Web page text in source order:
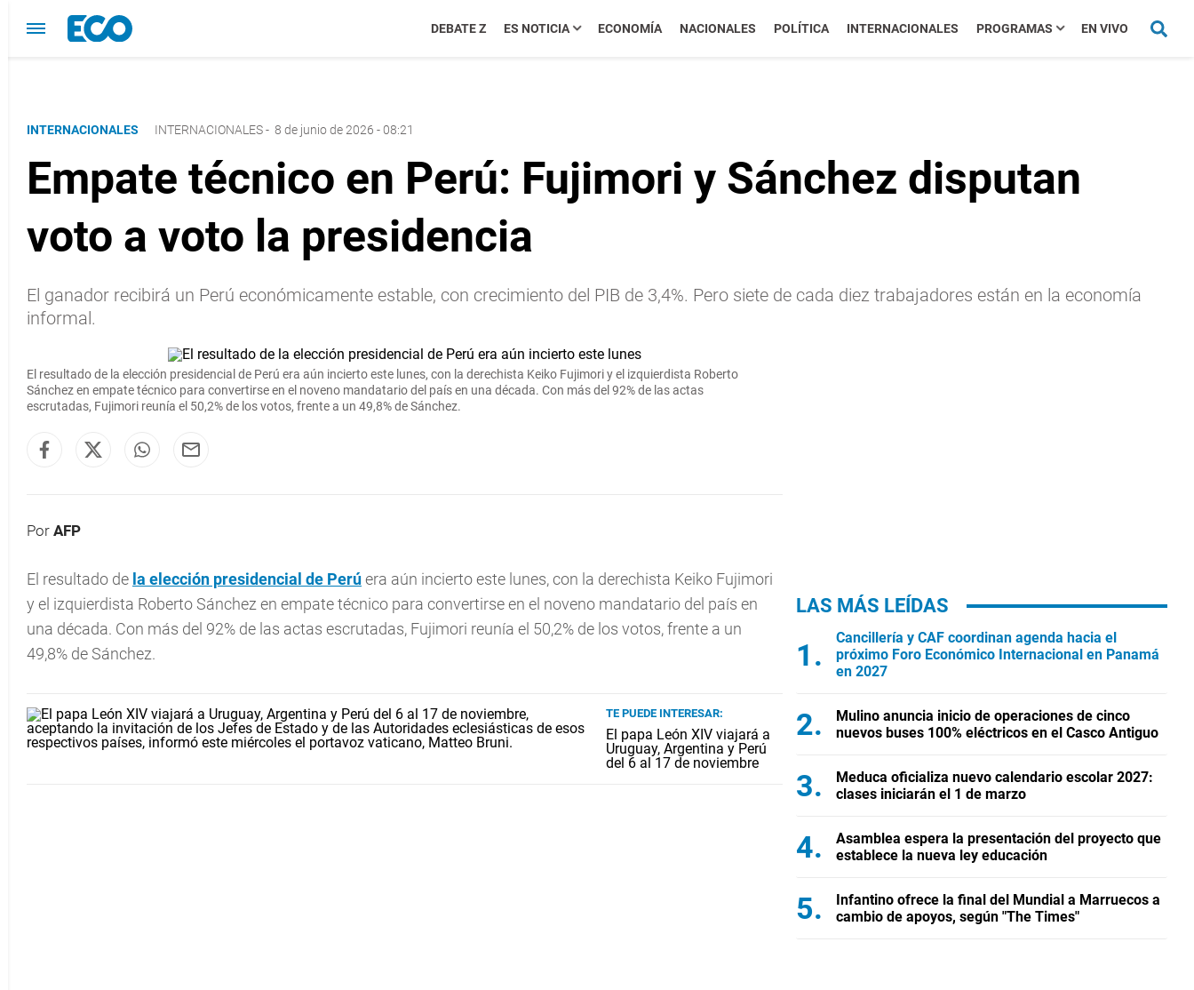
DEBATE Z ES NOTICIA ECONOMÍA NACIONALES POLÍTICA INTERNACIONALES PROGRAMAS EN VIVO
INTERNACIONALES INTERNACIONALES- 8 de junio de 2026 - 08:21
Empate técnico en Perú: Fujimori y Sánchez disputan
voto a voto la presidencia
El ganador recibirá un Perú económicamente estable, con crecimiento del PIB de 3,4%. Pero siete de cada diez trabajadores están en la economía
informal.
El resultado de la elección presidencial de Perú era aún incierto este lunes, con la derechista Keiko Fujimori y el izquierdista Roberto
Sánchez en empate técnico para convertirse en el noveno mandatario del país en una década. Con más del 92% de las actas
escrutadas, Fujimori reunía el 50,2% de los votos, frente a un 49,8% de Sánchez.
Por AFP
El resultado de la elección presidencial de Perúera aún incierto este lunes, con la derechista Keiko Fujimori
y el izquierdista Roberto Sánchez en empate técnico para convertirse en el noveno mandatario del país en
una década. Con más del 92% de las actas escrutadas, Fujimori reunía el 50,2% de los votos, frente a un
49,8% de Sánchez.
TE PUEDE INTERESAR:
El papa León XIV viajará a
Uruguay, Argentina y Perú
del 6 al 17 de noviembre
LAS MÁS LEÍDAS
Cancillería y CAF coordinan agenda hacia el
próximo Foro Económico Internacional en Panamá
en 2027
Mulino anuncia inicio de operaciones de cinco
nuevos buses 100% eléctricos en el Casco Antiguo
Meduca oficializa nuevo calendario escolar 2027:
clases iniciarán el 1 de marzo
Asamblea espera la presentación del proyecto que
establece la nueva ley educación
Infantino ofrece la final del Mundial a Marruecos a
cambio de apoyos, según "The Times"